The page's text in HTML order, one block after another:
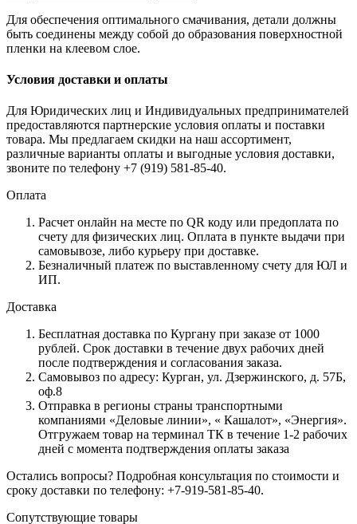
Для обеспечения оптимального смачивания, детали должны
быть соединены между собой до образования поверхностной
пленки на клеевом слое.
Условия доставки и оплаты
Для Юридических лиц и Индивидуальных предпринимателей
предоставляются партнерские условия оплаты и поставки
товара. Мы предлагаем скидки на наш ассортимент,
различные варианты оплаты и выгодные условия доставки,
звоните по телефону +7 (919) 581-85-40.
Оплата
Расчет онлайн на месте по QR коду или предоплата по
счету для физических лиц. Оплата в пункте выдачи при
самовывозе, либо курьеру при доставке.
Безналичный платеж по выставленному счету для ЮЛ и
ИП.
Доставка
Бесплатная доставка по Кургану при заказе от 1000
рублей. Срок доставки в течение двух рабочих дней
после подтверждения и согласования заказа.
Самовывоз по адресу: Курган, ул. Дзержинского, д. 57Б,
оф.8
Отправка в регионы страны транспортными
компаниями «Деловые линии», « Кашалот», «Энергия».
Отгружаем товар на терминал ТК в течение 1-2 рабочих
дней с момента подтверждения оплаты заказа
Остались вопросы? Подробная консультация по стоимости и
сроку доставки по телефону: +7-919-581-85-40.
Сопутствующие товары